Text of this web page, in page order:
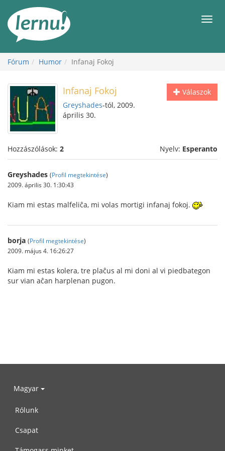
Fórum Humor Infanaj Fokoj
Válaszok
Infanaj Fokoj
Greyshades-tól, 2009.
április 30.
Hozzászólások: 2 Nyelv: Esperanto
Greyshades (Profil megtekintése)
2009. április 30. 1:30:43
Kiam mi estas malfeliĉa, mi volas mortigi infanaj fokoj.
borja (Profil megtekintése)
2009. május 4. 16:26:27
Kiam mi estas kolera, tre plaĉus al mi doni al vi piedbategon
sur vian aĉan harplenan pugon.
Magyar
Rólunk
Csapat